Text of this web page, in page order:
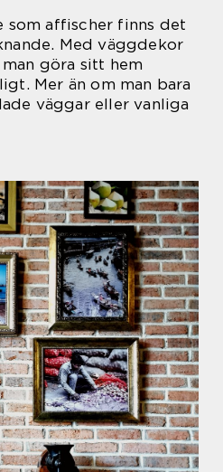
som affischer finns det
Med väggdekor
göra sitt hem
Mer än om man bara
väggar eller vanliga